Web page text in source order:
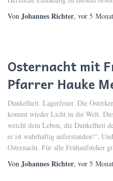
Von Johannes Richter, vor 5
Osternacht mit
Pfarrer Hauke
Dunkelheit. Lagerfeuer. Die
kommt wieder Licht in die Welt.
weicht dem Leben, die Dunkelheit
er ist wahrhaftig auferstanden!“.
Osternacht. Für alle Frühaufsteher
Von Johannes Richter, vor 5